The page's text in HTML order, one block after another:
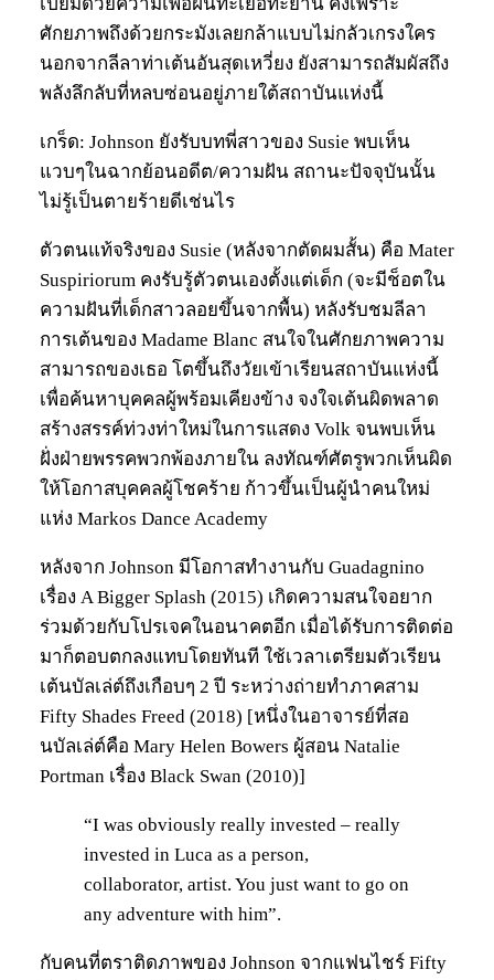
ศักยภาพถึงด้วยกระมังเลยกล้าแบบไม่กลัวเกรงใคร
นอกจากลีลาท่าเต้นอันสุดเหวี่ยง ยังสามารถสัมผัสถึง
พลังลึกลับที่หลบซ่อนอยู่ภายใต้สถาบันแห่งนี้
เกร็ด: Johnson ยังรับบทพี่สาวของ Susie พบเห็น
แวบๆในฉากย้อนอดีต/ความฝัน สถานะปัจจุบันนั้น
ไม่รู้เป็นตายร้ายดีเช่นไร
ตัวตนแท้จริงของ Susie (หลังจากตัดผมสั้น) คือ Mater
Suspiriorum คงรับรู้ตัวตนเองตั้งแต่เด็ก (จะมีช็อตใน
ความฝันที่เด็กสาวลอยขึ้นจากพื้น) หลังรับชมลีลา
การเต้นของ Madame Blanc สนใจในศักยภาพความ
สามารถของเธอ โตขึ้นถึงวัยเข้าเรียนสถาบันแห่งนี้
เพื่อค้นหาบุคคลผู้พร้อมเคียงข้าง จงใจเต้นผิดพลาด
สร้างสรรค์ท่วงท่าใหม่ในการแสดง Volk จนพบเห็น
ฝั่งฝ่ายพรรคพวกพ้องภายใน ลงทัณฑ์ศัตรูพวกเห็นผิด
ให้โอกาสบุคคลผู้โชคร้าย ก้าวขึ้นเป็นผู้นำคนใหม่
แห่ง Markos Dance Academy
หลังจาก Johnson มีโอกาสทำงานกับ Guadagnino
เรื่อง A Bigger Splash (2015) เกิดความสนใจอยาก
ร่วมด้วยกับโปรเจคในอนาคตอีก เมื่อได้รับการติดต่อ
มาก็ตอบตกลงแทบโดยทันที ใช้เวลาเตรียมตัวเรียน
เต้นบัลเล่ต์ถึงเกือบๆ 2 ปี ระหว่างถ่ายทำภาคสาม
Fifty Shades Freed (2018) [หนึ่งในอาจารย์ที่สอ
นบัลเล่ต์คือ Mary Helen Bowers ผู้สอน Natalie
Portman เรื่อง Black Swan (2010)]
“I was obviously really invested – really
invested in Luca as a person,
collaborator, artist. You just want to go on
any adventure with him”.
กับคนที่ตราติดภาพของ Johnson จากแฟนไชร์ Fifty